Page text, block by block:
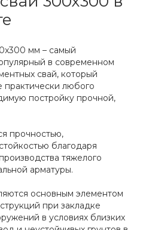
мм – самый
в современном
свай, который
любого
постройку прочной,
прочностью,
благодаря
тяжелого
арматуры.
основным элементом
при закладке
в условиях близких